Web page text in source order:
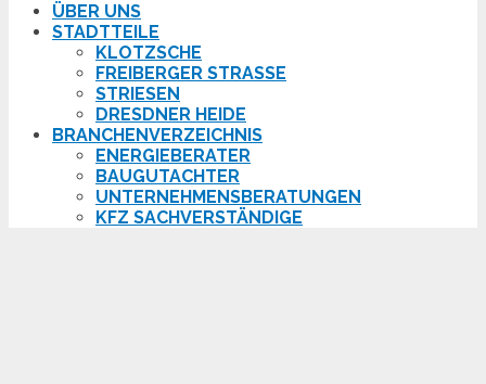
ÜBER UNS
STADTTEILE
KLOTZSCHE
FREIBERGER STRASSE
STRIESEN
DRESDNER HEIDE
BRANCHENVERZEICHNIS
ENERGIEBERATER
BAUGUTACHTER
UNTERNEHMENSBERATUNGEN
KFZ SACHVERSTÄNDIGE